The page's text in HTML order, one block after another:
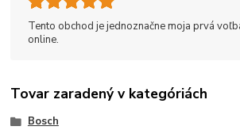
Tento obchod je jednoznačne moja prvá
online.
Tovar zaradený v kategóriách
Bosch